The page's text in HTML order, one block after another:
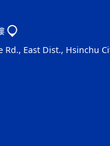
East Dist., Hsinchu